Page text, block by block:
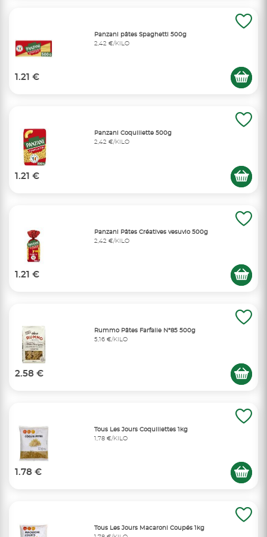
Panzani pâtes Spaghetti 500g
2,42 €/KILO
1.21 €
Panzani Coquillette 500g
2,42 €/KILO
1.21 €
Panzani Pâtes Créatives vesuvio 500g
2,42 €/KILO
1.21 €
Rummo Pâtes Farfalle N°85 500g
5,16 €/KILO
2.58 €
Tous Les Jours Coquillettes 1kg
1,78 €/KILO
1.78 €
Tous Les Jours Macaroni Coupés 1kg